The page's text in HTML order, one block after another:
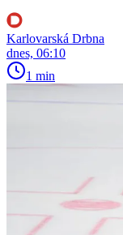
Karlovarská Drbna
dnes, 06:10
1 min